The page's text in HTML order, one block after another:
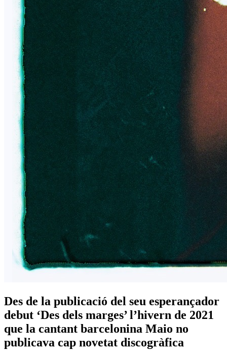
Des de la publicació del seu esperançador
debut ‘Des dels marges’ l’hivern de 2021
que la cantant barcelonina Maio no
publicava cap novetat discogràfica